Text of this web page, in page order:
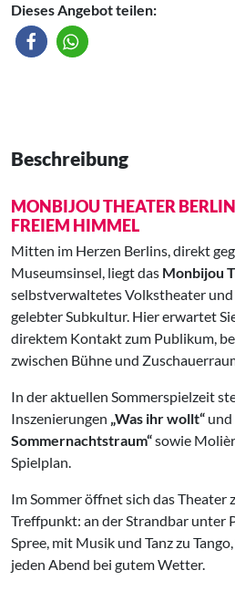
Dieses Angebot teilen:
Beschreibung
MONBIJOU THEATER
FREIEM HIMMEL
Mitten im Herzen Berlins, direkt
Museumsinsel, liegt das Monbijou
selbstverwaltetes Volkstheater
gelebter Subkultur. Hier erwartet
direktem Kontakt zum Publikum,
zwischen Bühne und
In der aktuellen Sommerspielzeit
Inszenierungen „Was ihr wollt“ und
Sommernachtstraum“sowie
Spielplan.
Im Sommer öffnet sich das Theater
Treffpunkt: an der Strandbar unter
Spree, mit Musik und Tanz zu
jeden Abend bei gutem Wetter.